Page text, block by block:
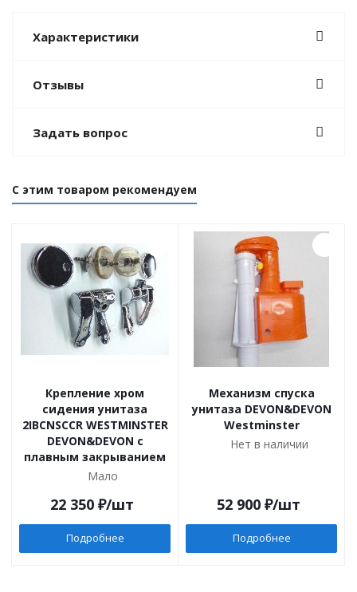
Характеристики
Отзывы
Задать вопрос
С этим товаром рекомендуем
Крепление хром
сидения унитаза
2IBCNSCCR WESTMINSTER
DEVON&DEVON с
плавным закрыванием
Мало
22 350 ₽/шт
Подробнее
Механизм спуска
унитаза DEVON&DEVON
Westminster
Нет в наличии
52 900 ₽/шт
Подробнее